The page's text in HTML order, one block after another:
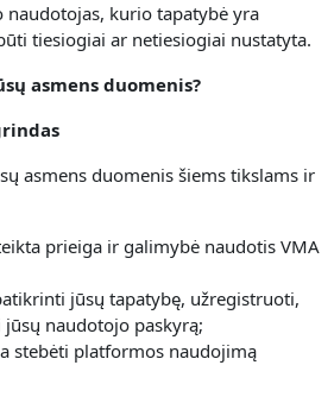
naudotojas, kurio tapatybė yra
tiesiogiai ar netiesiogiai nustatyta.
asmens duomenis?
asmens duomenis šiems tikslams ir
prieiga ir galimybė naudotis VMA
jūsų tapatybę, užregistruoti,
naudotojo paskyrą;
stebėti platformos naudojimą